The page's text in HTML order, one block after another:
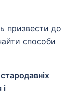
призвести до
способи